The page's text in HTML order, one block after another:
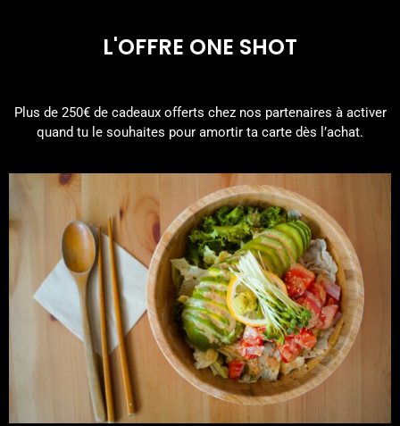
L'OFFRE ONE SHOT
Plus de 250€ de cadeaux offerts chez nos partenaires à activer
quand tu le souhaites pour amortir ta carte dès l’achat.